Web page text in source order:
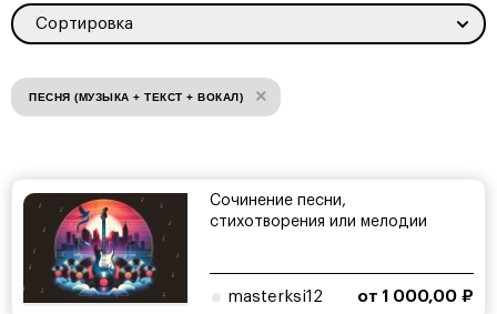
Сортировка
ПЕСНЯ (МУЗЫКА + ТЕКСТ + ВОКАЛ) ×
Сочинение песни,
стихотворения или мелодии
masterksi12 от 1 000,00 ₽